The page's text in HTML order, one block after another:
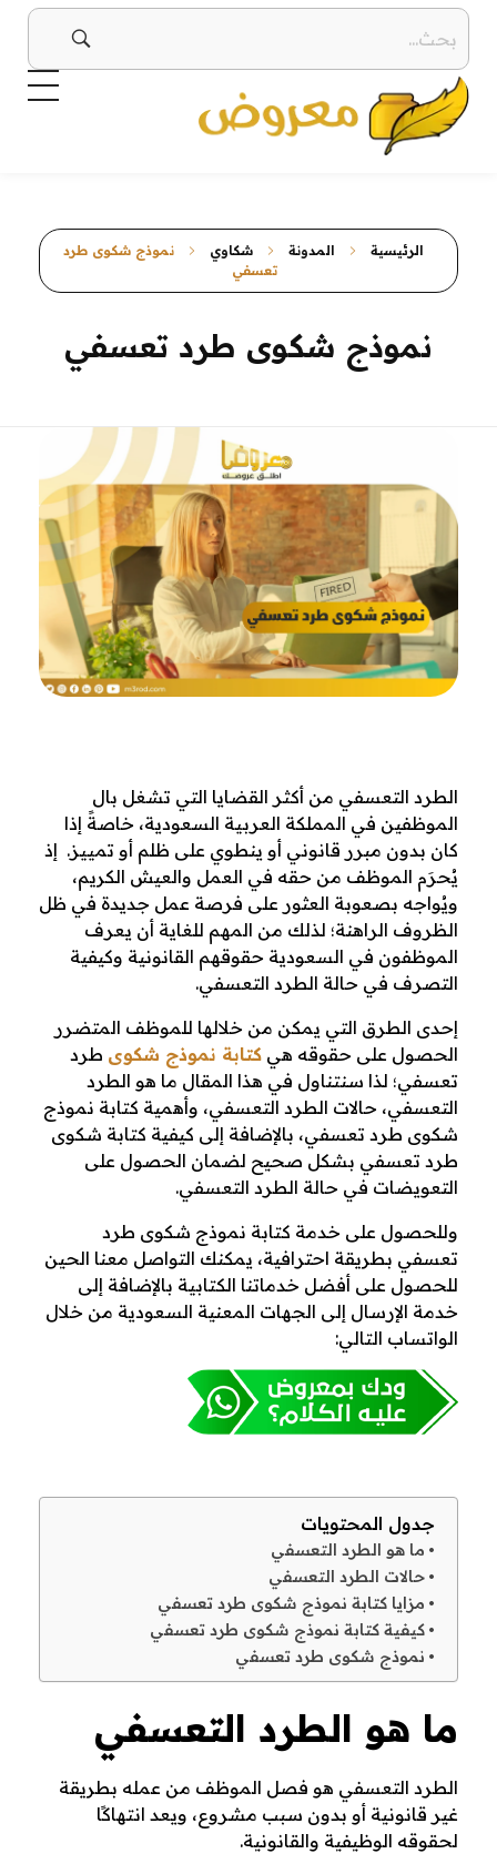
الرئيسية المدونة شكاوي
نموذج شكوى طرد
تعسفي
نموذج شكوى طرد تعسفي
ن
م
و
ذ
ج
ش
ك
و
ى
ط
ر
د
ت
ع
ي
الطرد التعسفي من أكثر القضايا التي تشغل بال
الموظفين في المملكة العربية السعودية، خاصةً إذا
كان بدون مبرر قانوني أو ينطوي على ظلم أو تمييز. إذ
يُحرَم الموظف من حقه في العمل والعيش الكريم،
ويُواجه بصعوبة العثور على فرصة عمل جديدة في ظل
الظروف الراهنة؛ لذلك من المهم للغاية أن يعرف
الموظفون في السعودية حقوقهم القانونية وكيفية
التصرف في حالة الطرد التعسفي.
إحدى الطرق التي يمكن من خلالها للموظف المتضرر
الحصول على حقوقه هي كتابة نموذج شكوى طرد
تعسفي؛ لذا سنتناول في هذا المقال ما هو الطرد
التعسفي، حالات الطرد التعسفي، وأهمية كتابة نموذج
شكوى طرد تعسفي، بالإضافة إلى كيفية كتابة شكوى
طرد تعسفي بشكل صحيح لضمان الحصول على
التعويضات في حالة الطرد التعسفي.
وللحصول على خدمة كتابة نموذج شكوى طرد
تعسفي بطريقة احترافية، يمكنك التواصل معنا الحين
للحصول على أفضل خدماتنا الكتابية بالإضافة إلى
خدمة الإرسال إلى الجهات المعنية السعودية من خلال
الواتساب التالي:
جدول المحتويات
ما هو الطرد التعسفي
حالات الطرد التعسفي
مزايا كتابة نموذج شكوى طرد تعسفي
كيفية كتابة نموذج شكوى طرد تعسفي
نموذج شكوى طرد تعسفي
ما هو الطرد التعسفي
الطرد التعسفي هو فصل الموظف من عمله بطريقة
غير قانونية أو بدون سبب مشروع، ويعد انتهاكًا
لحقوقه الوظيفية والقانونية.